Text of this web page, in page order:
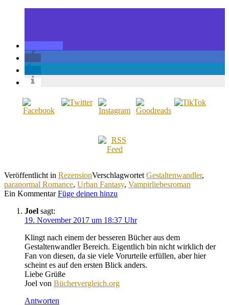
Veröffentlicht in RezensionVerschlagwortet Gestaltenwandler,
paranormal Romance, Urban Fantasy, Vampirliebesroman
Ein KommentarFüge deinen hinzu
Joel sagt:
19. November 2017 um 18:37 Uhr
Klingt nach einem der besseren Bücher aus dem
Gestaltenwandler Bereich. Eigentlich bin nicht wirklich der
Fan von diesen, da sie viele Vorurteile erfüllen, aber hier
scheint es auf den ersten Blick anders.
Liebe Grüße
Joel von Büchervergleich.org
Antworten